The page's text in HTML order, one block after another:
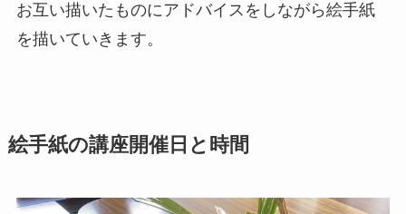
お互い描いたものにアドバイスをしながら絵手紙
を描いていきます。
絵手紙の講座開催日と時間